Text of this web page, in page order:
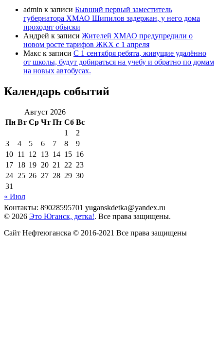
admin к записи Бывший первый заместитель
губернатора ХМАО Шипилов задержан, у него дома
проходят обыски
Андрей к записи Жителей ХМАО предупредили о
новом росте тарифов ЖКХ с 1 апреля
Макс к записи С 1 сентября ребята, живущие удалённо
от школы, будут добираться на учебу и обратно по домам
на новых автобусах.
Календарь событий
Август 2026
Пн Вт Ср Чт Пт Сб Вс
1
2
3
4 5 6 7 8
9
10 11 12 13 14 15 16
17 18 19 20 21 22 23
24 25 26 27 28 29 30
31
« Июл
Контакты: 89028595701 yuganskdetka@yandex.ru
© 2026 Это Юганск, детка!. Все права защищены.
Сайт Нефтеюганска © 2016-2021 Все права защищены